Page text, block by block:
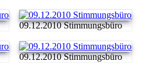
09.12.2010 Stimmungsbüro
09.12.2010 Stimmungsbüro